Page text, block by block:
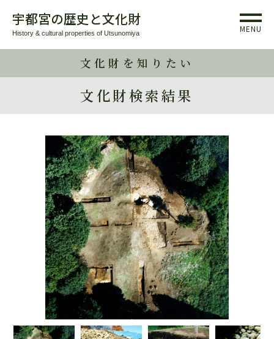
宇都宮の歴史と文化財
History & cultural properties of Utsunomiya MENU
文化財を知りたい
文化財検索結果